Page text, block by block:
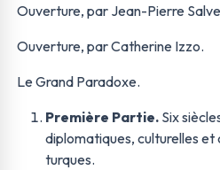
Ouverture, par Jean-Pierre
Ouverture, par Catherine Izzo.
Le Grand Paradoxe.
Première Partie. Six
diplomatiques, culturelles
turques.